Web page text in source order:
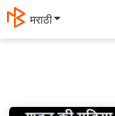
मराठी